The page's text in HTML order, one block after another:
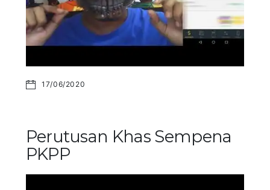
17/06/2020
Perutusan Khas Sempena
PKPP